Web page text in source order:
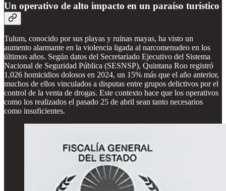
Un operativo de alto impacto en un paraíso turístico
Tulum, conocido por sus playas y ruinas mayas, ha visto un
aumento alarmante en la violencia ligada al narcomenudeo en los
últimos años. Según datos del Secretariado Ejecutivo del Sistema
Nacional de Seguridad Pública (SESNSP), Quintana Roo registró
1,026 homicidios dolosos en 2024, un 15% más que el año anterior,
muchos de ellos vinculados a disputas entre grupos delictivos por el
control de la venta de drogas. Este contexto hace que los operativos
como los realizados el pasado 25 de abril sean tanto necesarios
como insuficientes.